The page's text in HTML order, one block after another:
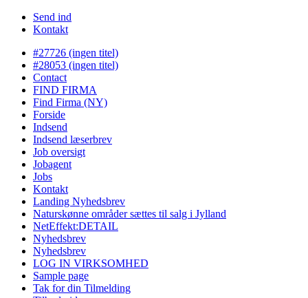
Send ind
Kontakt
#27726 (ingen titel)
#28053 (ingen titel)
Contact
FIND FIRMA
Find Firma (NY)
Forside
Indsend
Indsend læserbrev
Job oversigt
Jobagent
Jobs
Kontakt
Landing Nyhedsbrev
Naturskønne områder sættes til salg i Jylland
NetEffekt:DETAIL
Nyhedsbrev
Nyhedsbrev
LOG IN VIRKSOMHED
Sample page
Tak for din Tilmelding